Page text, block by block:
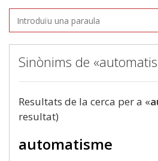
Sinònims de
Resultats de la cerca per a «
resultat)
automatisme